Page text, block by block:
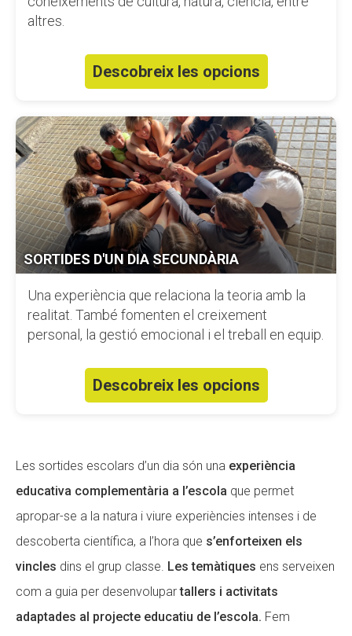
altres.
Descobreix les opcions
SORTIDES D'UN DIA SECUNDÀRIA
Una experiència que relaciona la teoria amb la
realitat. També fomenten el creixement
personal, la gestió emocional i el treball en equip.
Descobreix les opcions
Les sortides escolars d’un dia són una experiència
educativa complementària a l’escola que permet
apropar-se a la natura i viure experiències intenses i de
descoberta científica, a l’hora que s’enforteixen els
vincles dins el grup classe. Les temàtiques ens serveixen
com a guia per desenvolupartallers i activitats
adaptades al projecte educatiu de l’escola. Fem